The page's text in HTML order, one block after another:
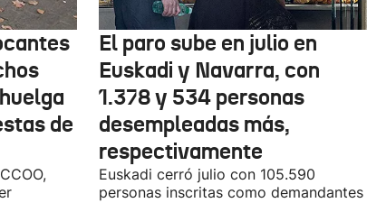
de
El paro sube en julio en
Euskadi y Navarra, con
1.378 y 534 personas
desempleadas más,
respectivamente
Euskadi cerró julio con 105.590
personas inscritas como demandantes